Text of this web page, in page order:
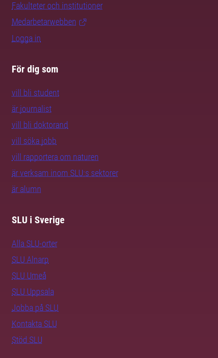
Fakulteter och institutioner
Medarbetarwebben
Logga in
För dig som
vill bli student
är journalist
vill bli doktorand
vill söka jobb
vill rapportera om naturen
är verksam inom SLU:s sektorer
är alumn
SLU i Sverige
Alla SLU-orter
SLU Alnarp
SLU Umeå
SLU Uppsala
Jobba på SLU
Kontakta SLU
Stöd SLU